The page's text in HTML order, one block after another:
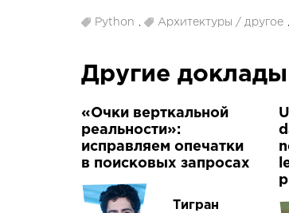
Python Архитектуры / другое
Другие
«Очки верткальной
реальности»:
исправляем опечатки
в поисковых запросах
Тигран